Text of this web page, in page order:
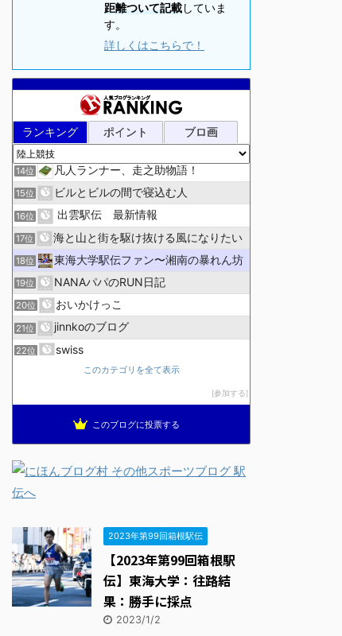
距離ついて記載していま
す。
詳しくはこちらで！
ランキング ポイント ブロ画
12位 陸上競技ログ
13位 週１回走る会ブログ
14位 凡人ランナー、走之助物語！
15位 ビルとビルの間で寝込む人
16位 出雲駅伝 最新情報
17位 海と山と街を駆け抜ける風になりたい
18位 東海大学駅伝ファン〜湘南の暴れん坊
19位 NANAパパのRUN日記
20位 おいかけっこ
21位 jinnkoのブログ
22位 swiss
hi:kunの日記
にっきのもと２００７
このカテゴリを全て表示
参加する
このブログに投票する
2023年第99回箱根駅伝
【2023年第99回箱根駅
伝】東海大学：往路結
果：勝手に採点
2023/1/2